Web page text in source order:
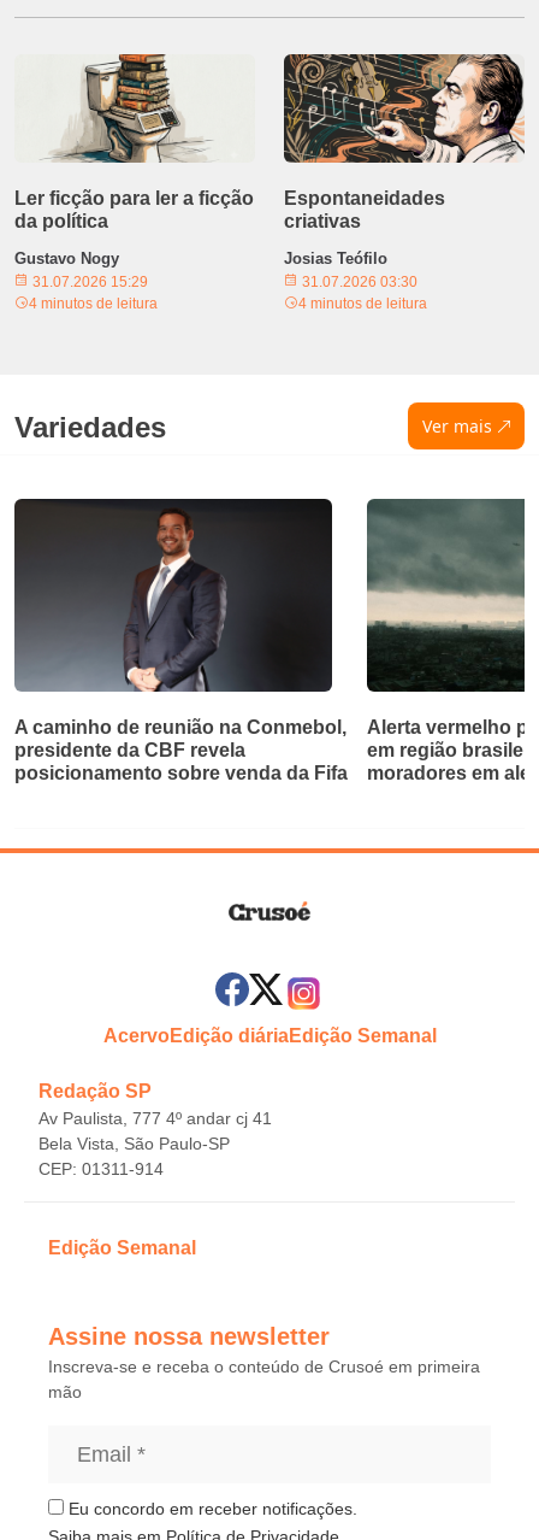
Ler ficção para ler a ficção
da política
Gustavo Nogy
31.07.2026 15:29
4 minutos de leitura
Espontaneidades
criativas
Josias Teófilo
31.07.2026 03:30
4 minutos de leitura
Variedades Ver mais
A caminho de reunião na Conmebol,
presidente da CBF revela
posicionamento sobre venda da Fifa
Alerta vermelho
em região
moradores em
AcervoEdição diáriaEdição Semanal
Redação SP
Av Paulista, 777 4º andar cj 41
Bela Vista, São Paulo-SP
CEP: 01311-914
Edição Semanal
Assine nossa newsletter
Inscreva-se e receba o conteúdo de Crusoé em primeira
mão
Eu concordo em receber notificações.